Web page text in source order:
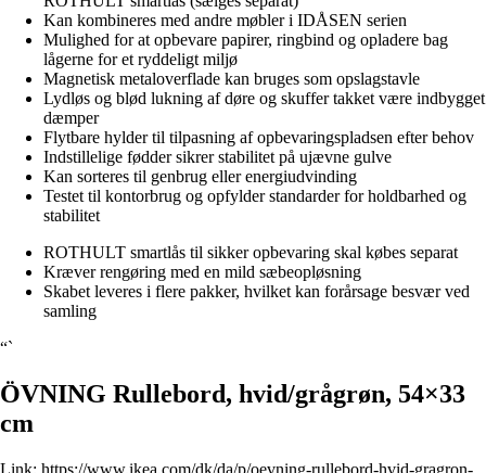
Kan kombineres med andre møbler i IDÅSEN serien
Mulighed for at opbevare papirer, ringbind og opladere bag
lågerne for et ryddeligt miljø
Magnetisk metaloverflade kan bruges som opslagstavle
Lydløs og blød lukning af døre og skuffer takket være indbygget
dæmper
Flytbare hylder til tilpasning af opbevaringspladsen efter behov
Indstillelige fødder sikrer stabilitet på ujævne gulve
Kan sorteres til genbrug eller energiudvinding
Testet til kontorbrug og opfylder standarder for holdbarhed og
stabilitet
ROTHULT smartlås til sikker opbevaring skal købes separat
Kræver rengøring med en mild sæbeopløsning
Skabet leveres i flere pakker, hvilket kan forårsage besvær ved
samling
“`
ÖVNING Rullebord, hvid/grågrøn, 54×33
cm
Link: https://www.ikea.com/dk/da/p/oevning-rullebord-hvid-gragron-